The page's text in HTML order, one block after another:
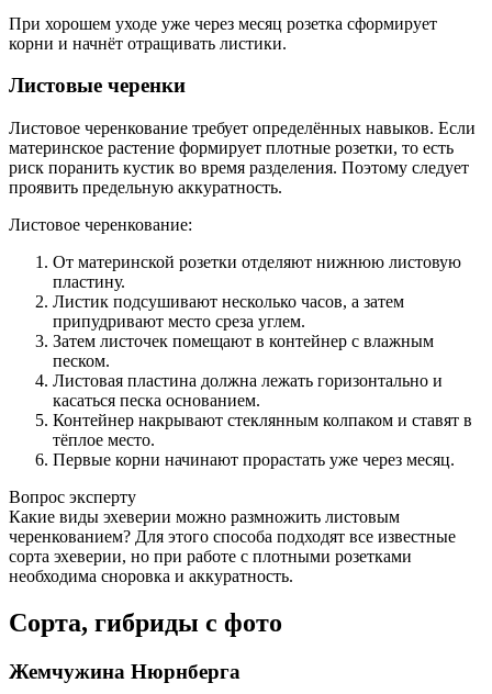
При хорошем уходе уже через месяц розетка сформирует
корни и начнёт отращивать листики.
Листовые черенки
Листовое черенкование требует определённых навыков. Если
материнское растение формирует плотные розетки, то есть
риск поранить кустик во время разделения. Поэтому следует
проявить предельную аккуратность.
Листовое черенкование:
От материнской розетки отделяют нижнюю листовую
пластину.
Листик подсушивают несколько часов, а затем
припудривают место среза углем.
Затем листочек помещают в контейнер с влажным
песком.
Листовая пластина должна лежать горизонтально и
касаться песка основанием.
Контейнер накрывают стеклянным колпаком и ставят в
тёплое место.
Первые корни начинают прорастать уже через месяц.
Вопрос эксперту
Какие виды эхеверии можно размножить листовым
черенкованием? Для этого способа подходят все известные
сорта эхеверии, но при работе с плотными розетками
необходима сноровка и аккуратность.
Сорта, гибриды с фото
Жемчужина Нюрнберга